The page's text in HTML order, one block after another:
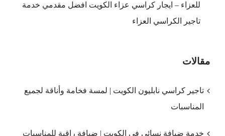
للعزاء – ايجار كراسي عزاء الكويت افضل مقدمي خدمة
تاجير الكراسي العزاء
مقالات
تاجير كراسي نابليون الكويت | لمسة فخامة وأناقة لجميع
المناسبات
خدمة ضيافة نسائي في الكويت | ضيافة راقية للمناسبات